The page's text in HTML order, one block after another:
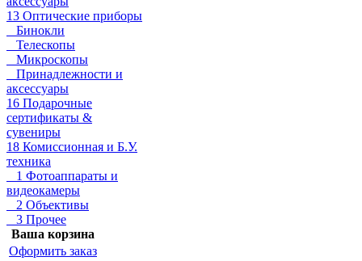
13 Оптические приборы
Бинокли
Телескопы
Микроскопы
Принадлежности и
аксессуары
16 Подарочные
сертификаты &
сувениры
18 Комиссионная и Б.У.
техника
1 Фотоаппараты и
видеокамеры
2 Объективы
3 Прочее
Ваша корзина
Оформить заказ